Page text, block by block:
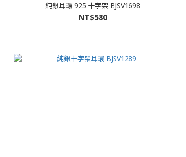
純銀耳環 925 十字架 BJSV1698
NT$580